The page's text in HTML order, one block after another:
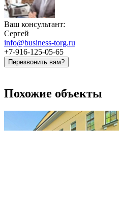
Ваш консультант:
Сергей
info@business-torg.ru
+7-916-125-05-65
Перезвонить вам?
Похожие объекты